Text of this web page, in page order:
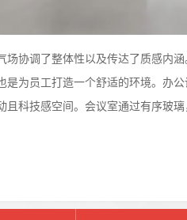
协调了整体性以及传达了质感内涵
为员工打造一个舒适的环境。办
科技感空间。会议室通过有序玻